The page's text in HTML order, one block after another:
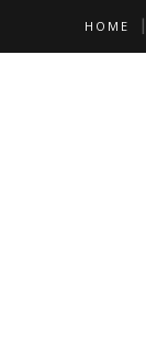
HOME